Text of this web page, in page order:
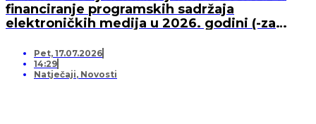
financiranje programskih sadržaja
elektroničkih medija u 2026. godini (-za
Pet, 17.07.2026
14:29
Natječaji, Novosti